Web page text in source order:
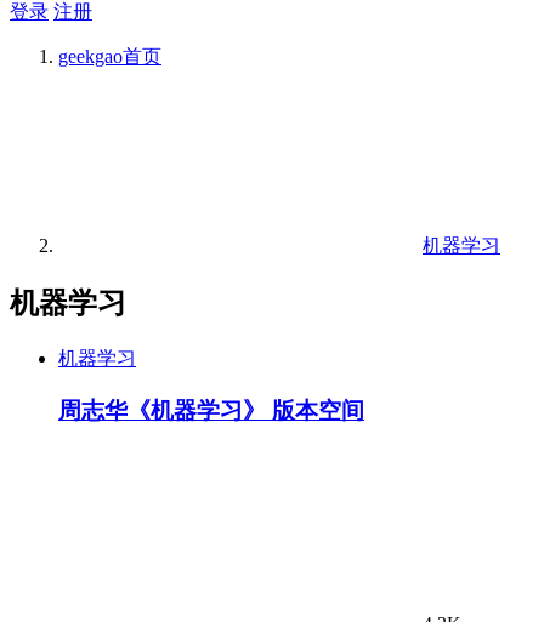
登录 注册
geekgao首页
机器学习
机器学习
机器学习
周志华《机器学习》 版本空间